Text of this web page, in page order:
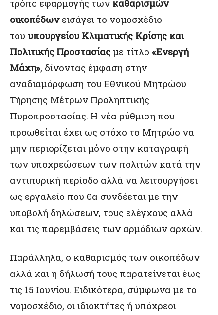
τρόπο εφαρμογής των καθαρισμών
οικοπέδων εισάγει το νομοσχέδιο
του υπουργείου Κλιματικής Κρίσης και
Πολιτικής Προστασίας με τίτλο «Ενεργή
Μάχη», δίνοντας έμφαση στην
αναδιαμόρφωση του Εθνικού Μητρώου
Τήρησης Μέτρων Προληπτικής
Πυροπροστασίας. Η νέα ρύθμιση που
προωθείται έχει ως στόχο το Μητρώο να
μην περιορίζεται μόνο στην καταγραφή
των υποχρεώσεων των πολιτών κατά την
αντιπυρική περίοδο αλλά να λειτουργήσει
ως εργαλείο που θα συνδέεται με την
υποβολή δηλώσεων, τους ελέγχους αλλά
και τις παρεμβάσεις των αρμόδιων αρχών.
Παράλληλα, ο καθαρισμός των οικοπέδων
αλλά και η δήλωσή τους παρατείνεται έως
τις 15 Ιουνίου. Ειδικότερα, σύμφωνα με το
νομοσχέδιο, οι ιδιοκτήτες ή υπόχρεοι